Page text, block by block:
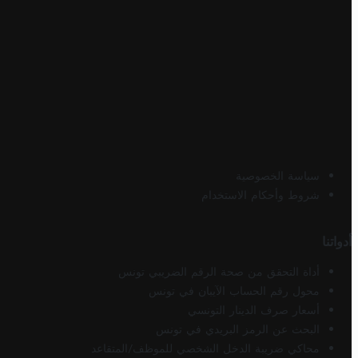
سياسة الخصوصية
شروط وأحكام الاستخدام
أدواتنا
أداة التحقق من صحة الرقم الضريبي تونس
محول رقم الحساب الآيبان في تونس
أسعار صرف الدينار التونسي
البحث عن الرمز البريدي في تونس
محاكي ضريبة الدخل الشخصي للموظف/المتقاعد